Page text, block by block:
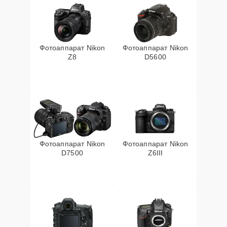
Фотоаппарат Nikon
Z8
Фотоаппарат Nikon
D5600
Фотоаппарат Nikon
D7500
Фотоаппарат Nikon
Z6III